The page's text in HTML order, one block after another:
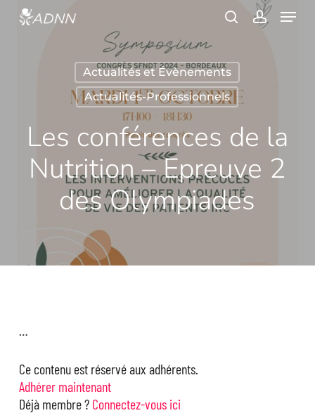
searchaccount
Menu
Actualités et Évènements
Actualités-Professionnels
Les conférences de la
Nutrition – Epreuve 2
des Olympiades
…
Ce contenu est réservé aux adhérents.
Adhérer maintenant
Déjà membre ? Connectez-vous ici